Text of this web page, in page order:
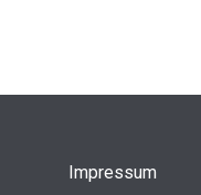
Impressum